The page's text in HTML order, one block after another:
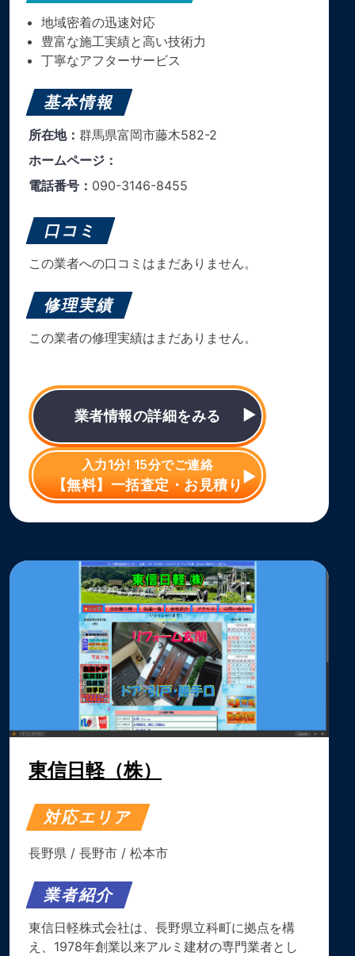
地域密着の迅速対応
豊富な施工実績と高い技術力
丁寧なアフターサービス
基本情報
所在地： 群馬県富岡市藤木582-2
ホームページ：
電話番号： 090-3146-8455
口コミ
この業者への口コミはまだありません。
修理実績
この業者の修理実績はまだありません。
業者情報の詳細をみる
入力1分! 15分でご連絡
【無料】一括査定・お見積り
東信日軽（株）
対応エリア
長野県 / 長野市 / 松本市
業者紹介
東信日軽株式会社は、長野県立科町に拠点を構
え、1978年創業以来アルミ建材の専門業者とし